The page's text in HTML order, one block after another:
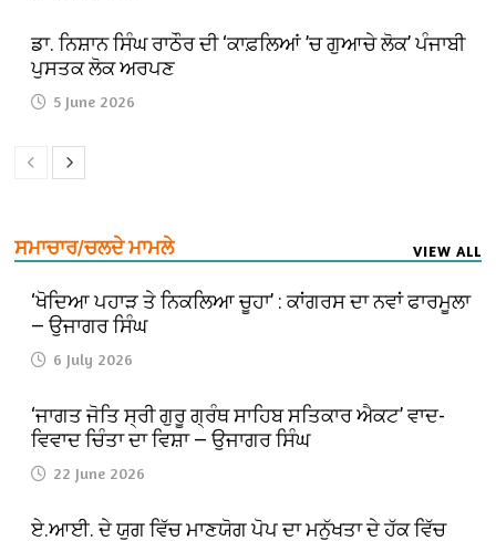
ਡਾ. ਨਿਸ਼ਾਨ ਸਿੰਘ ਰਾਠੌਰ ਦੀ ‘ਕਾਫ਼ਲਿਆਂ ’ਚ ਗੁਆਚੇ ਲੋਕ’ ਪੰਜਾਬੀ
ਪੁਸਤਕ ਲੋਕ ਅਰਪਣ
5 June 2026
ਸਮਾਚਾਰ/ਚਲਦੇ ਮਾਮਲੇ VIEW ALL
‘ਖੋਦਿਆ ਪਹਾੜ ਤੇ ਨਿਕਲਿਆ ਚੂਹਾ’ : ਕਾਂਗਰਸ ਦਾ ਨਵਾਂ ਫਾਰਮੂਲਾ
— ਉਜਾਗਰ ਸਿੰਘ
6 July 2026
‘ਜਾਗਤ ਜੋਤਿ ਸ੍ਰੀ ਗੁਰੂ ਗ੍ਰੰਥ ਸਾਹਿਬ ਸਤਿਕਾਰ ਐਕਟ’ ਵਾਦ-
ਵਿਵਾਦ ਚਿੰਤਾ ਦਾ ਵਿਸ਼ਾ — ਉਜਾਗਰ ਸਿੰਘ
22 June 2026
ਏ.ਆਈ. ਦੇ ਯੁਗ ਵਿੱਚ ਮਾਣਯੋਗ ਪੋਪ ਦਾ ਮਨੁੱਖਤਾ ਦੇ ਹੱਕ ਵਿੱਚ